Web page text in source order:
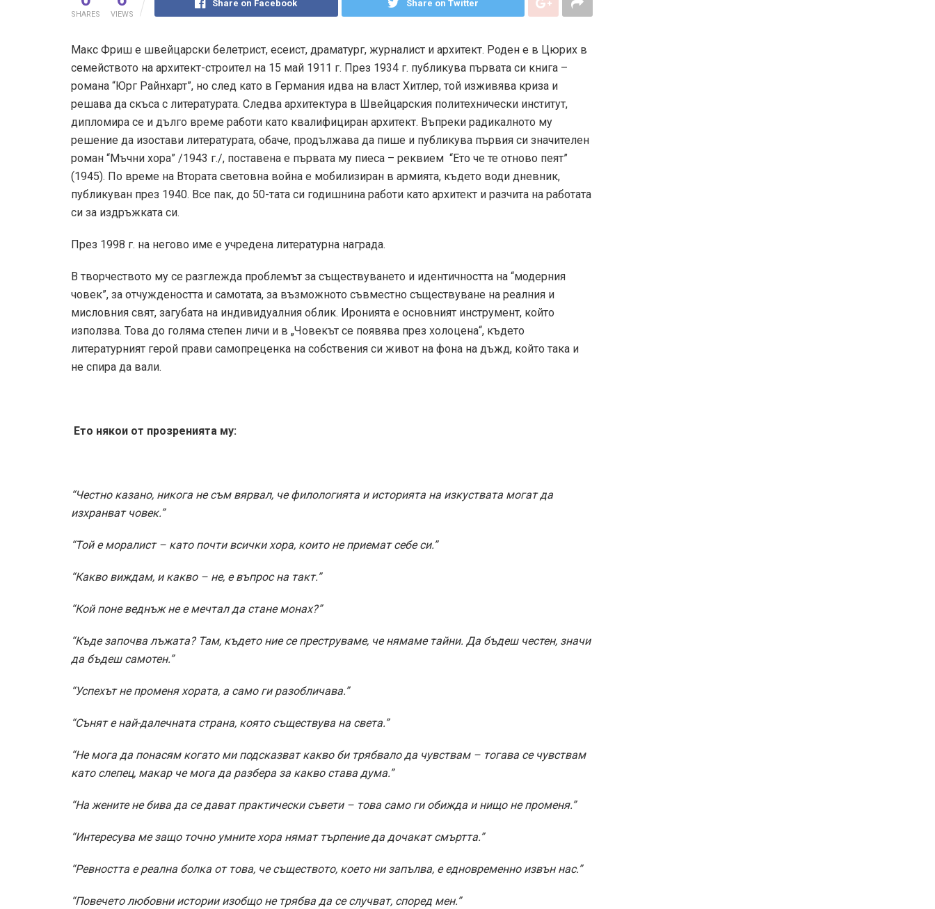
SHARES VIEWS
Share on Facebook Share on Twitter
Макс Фриш е швейцарски белетрист, есеист, драматург, журналист и архитект. Роден е в Цюрих в
семейството на архитект-строител на 15 май 1911 г. През 1934 г. публикува първата си книга –
романа “Юрг Райнхарт”, но след като в Германия идва на власт Хитлер, той изживява криза и
решава да скъса с литературата. Следва архитектура в Швейцарския политехнически институт,
дипломира се и дълго време работи като квалифициран архитект. Въпреки радикалното му
решение да изостави литературата, обаче, продължава да пише и публикува първия си значителен
роман “Мъчни хора” /1943 г./, поставена е първата му пиеса – реквием “Ето че те отново пеят”
(1945). По време на Втората световна война е мобилизиран в армията, където води дневник,
публикуван през 1940. Все пак, до 50-тата си годишнина работи като архитект и разчита на работата
си за издръжката си.
През 1998 г. на негово име е учредена литературна награда.
В творчеството му се разглежда проблемът за съществуването и идентичността на “модерния
човек”, за отчуждеността и самотата, за възможното съвместно съществуване на реалния и
мисловния свят, загубата на индивидуалния облик. Иронията е основният инструмент, който
използва. Това до голяма степен личи и в „Човекът се появява през холоцена“, където
литературният герой прави самопреценка на собствения си живот на фона на дъжд, който така и
не спира да вали.
Ето някои от прозренията му:
“Честно казано, никога не съм вярвал, че филологията и историята на изкуствата могат да
изхранват човек.”
“Той е моралист – като почти всички хора, които не приемат себе си.”
“Какво виждам, и какво – не, е въпрос на такт.”
“Кой поне веднъж не е мечтал да стане монах?”
“Къде започва лъжата? Там, където ние се преструваме, че нямаме тайни. Да бъдеш честен, значи
да бъдеш самотен.”
“Успехът не променя хората, а само ги разобличава.”
“Сънят е най-далечната страна, която съществува на света.”
“Не мога да понасям когато ми подсказват какво би трябвало да чувствам – тогава се чувствам
като слепец, макар че мога да разбера за какво става дума.”
“На жените не бива да се дават практически съвети – това само ги обижда и нищо не променя.”
“Интересува ме защо точно умните хора нямат търпение да дочакат смъртта.”
“Ревността е реална болка от това, че съществото, което ни запълва, е едновременно извън нас.”
“Повечето любовни истории изобщо не трябва да се случват, според мен.”